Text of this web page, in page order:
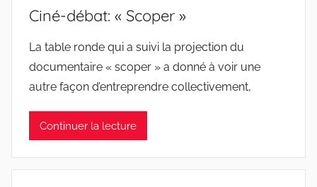
Ciné-débat: « Scoper »
La table ronde qui a suivi la projection du
documentaire « scoper » a donné à voir une
autre façon d’entreprendre collectivement,
Continuer la lecture